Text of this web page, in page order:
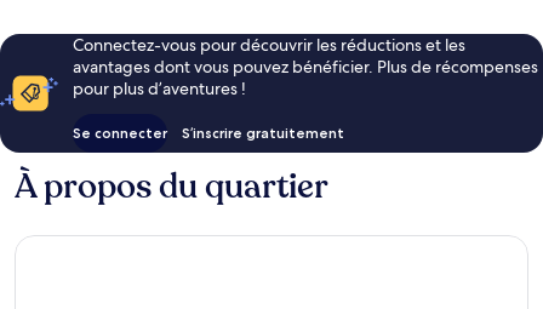
Connectez-vous pour découvrir les réductions et les
avantages dont vous pouvez bénéficier. Plus de récompenses
pour plus d’aventures !
Se connecter S’inscrire gratuitement
À propos du quartier